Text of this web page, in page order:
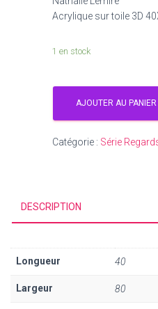
Acrylique sur toile 3D
1 en stock
AJOUTER AU PANIER
Catégorie : Série
DESCRIPTION
Longueur 40
Largeur 80